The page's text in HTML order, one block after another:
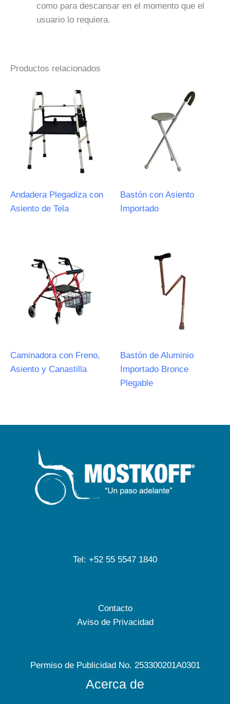
como para descansar en el momento que el
usuario lo requiera.
Productos relacionados
Andadera Plegadiza con
Asiento de Tela
Bastón con Asiento
Importado
Caminadora con Freno,
Asiento y Canastilla
Bastón de Aluminio
Importado Bronce
Plegable
Tel: +52 55 5547 1840
Contacto
Aviso de Privacidad
Permiso de Publicidad No. 253300201A0301
Acerca de